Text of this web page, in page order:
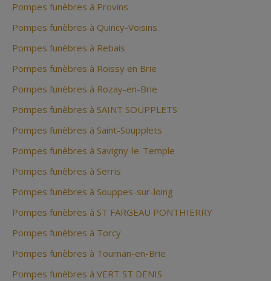
Pompes funèbres à Provins
Pompes funèbres à Quincy-Voisins
Pompes funèbres à Rebais
Pompes funèbres à Roissy en Brie
Pompes funèbres à Rozay-en-Brie
Pompes funèbres à SAINT SOUPPLETS
Pompes funèbres à Saint-Soupplets
Pompes funèbres à Savigny-le-Temple
Pompes funèbres à Serris
Pompes funèbres à Souppes-sur-loing
Pompes funèbres à ST FARGEAU PONTHIERRY
Pompes funèbres à Torcy
Pompes funèbres à Tournan-en-Brie
Pompes funèbres à VERT ST DENIS